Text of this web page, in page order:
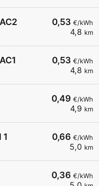
0,53 €/kWh
4,8 km
0,53 €/kWh
4,8 km
0,49 €/kWh
4,9 km
0,66 €/kWh
5,0 km
1
0,36 €/kWh